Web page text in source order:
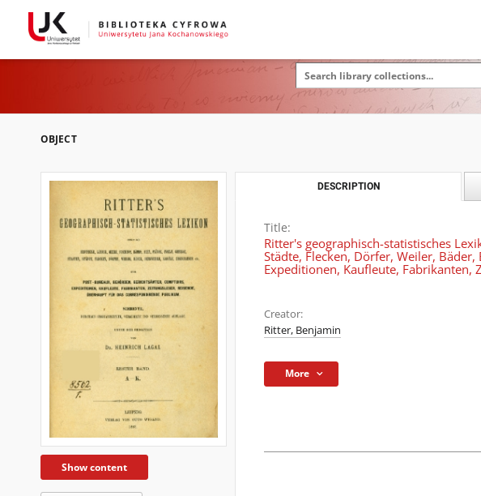
OBJECT
Show content
DESCRIPTION
Title:
Ritter's geographisch-statistisches
Städte, Flecken, Dörfer, Weiler,
Expeditionen, Kaufleute, Fabrikanten,
Creator:
Ritter, Benjamin
More